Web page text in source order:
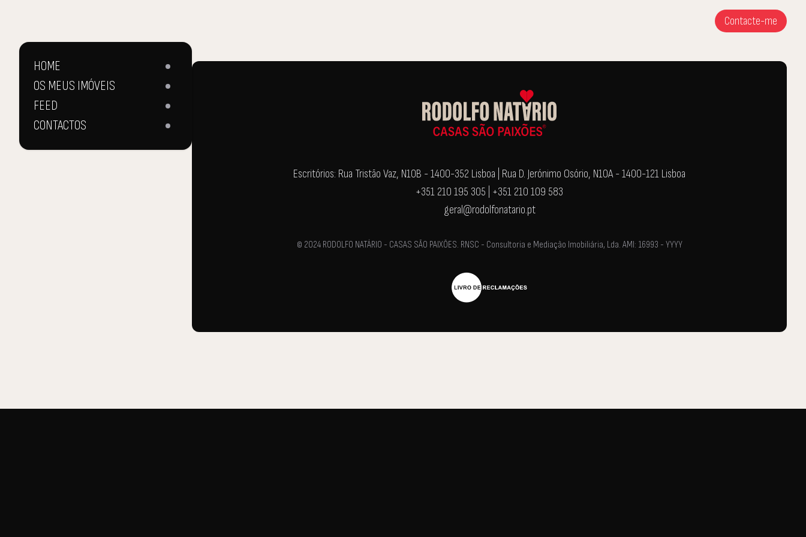
Contacte-me
HOME
OS MEUS IMÓVEIS
FEED
CONTACTOS
Escritórios: Rua Tristão Vaz, N10B - 1400-352 Lisboa | Rua D. Jerónimo Osório, N10A - 1400-121 Lisboa
+351 210 195 305 | +351 210 109 583
geral@rodolfonatario.pt
© 2024 RODOLFO NATÁRIO - CASAS SÃO PAIXÕES. RNSC - Consultoria e Mediação Imobiliária, Lda. AMI: 16993 - YYYY